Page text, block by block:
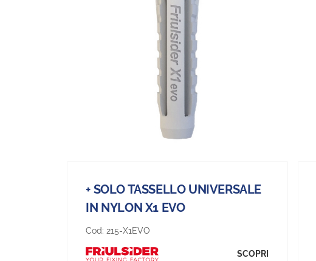
+ SOLO TASSELLO UNIVERSALE
IN NYLON X1 EVO
Cod: 215-X1EVO
SCOPRI